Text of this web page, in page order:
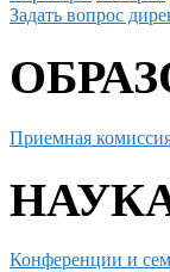
Задать вопрос
Приемная
Конференции и